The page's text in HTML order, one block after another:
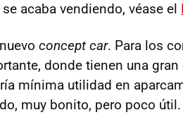
acaba vendiendo, véase el
concept car. Para los
donde tienen una gran
mínima utilidad en
muy bonito, pero poco útil.